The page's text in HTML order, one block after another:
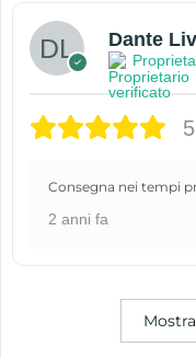
Dante
Consegna nei tempi
2 anni fa